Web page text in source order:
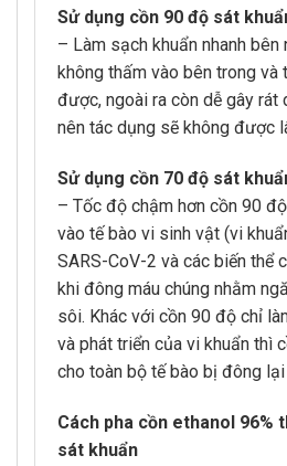
Sử dụng cồn 90 độ sát
– Làm sạch khuẩn nhanh bên
không thấm vào bên trong và
được, ngoài ra còn dễ gây rát
nên tác dụng sẽ không được
Sử dụng cồn 70 độ sát
– Tốc độ chậm hơn cồn 90
vào tế bào vi sinh vật (vi
SARS-CoV-2 và các biến thể
khi đông máu chúng nhằm
sôi. Khác với cồn 90 độ chỉ
và phát triển của vi khuẩn thì
cho toàn bộ tế bào bị đông
Cách pha cồn ethanol 96%
sát khuẩn